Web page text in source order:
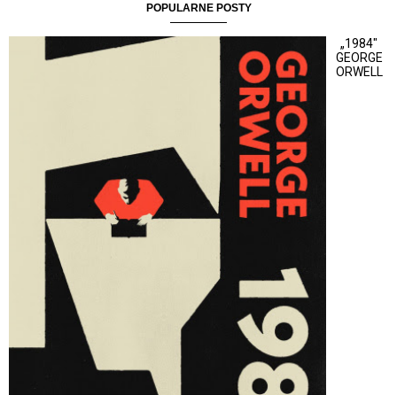
POPULARNE POSTY
„1984"
GEORGE
ORWELL